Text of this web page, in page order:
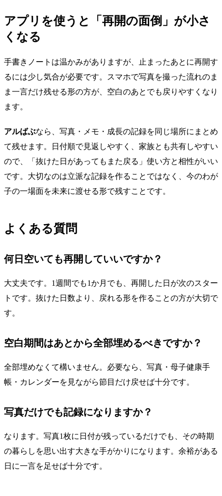
アプリを使うと「再開の面倒」が小さ
くなる
手書きノートは温かみがありますが、止まったあとに再開す
るには少し気合が必要です。スマホで写真を撮った流れのま
ま一言だけ残せる形の方が、空白のあとでも戻りやすくなり
ます。
アルばぶなら、写真・メモ・成長の記録を同じ場所にまとめ
て残せます。日付順で見返しやすく、家族とも共有しやすい
ので、「抜けた日があってもまた戻る」使い方と相性がいい
です。大切なのは立派な記録を作ることではなく、今のわが
子の一場面を未来に渡せる形で残すことです。
よくある質問
何日空いても再開していいですか？
大丈夫です。1週間でも1か月でも、再開した日が次のスター
トです。抜けた日数より、戻れる形を作ることの方が大切で
す。
空白期間はあとから全部埋めるべきですか？
全部埋めなくて構いません。必要なら、写真・母子健康手
帳・カレンダーを見ながら節目だけ戻せば十分です。
写真だけでも記録になりますか？
なります。写真1枚に日付が残っているだけでも、その時期
の暮らしを思い出す大きな手がかりになります。余裕がある
日に一言を足せば十分です。